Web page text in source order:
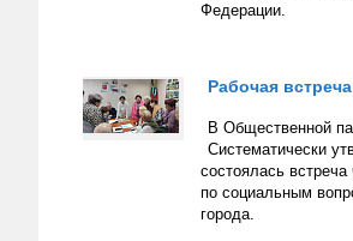
Федерации.
Рабочая
В Общественной
Систематически
состоялась
по социальным
города.